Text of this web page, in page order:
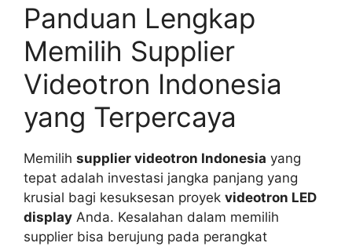
Panduan Lengkap
Memilih Supplier
Videotron Indonesia
yang Terpercaya
Memilih supplier videotron Indonesia yang
tepat adalah investasi jangka panjang yang
krusial bagi kesuksesan proyek videotron LED
display Anda. Kesalahan dalam memilih
supplier bisa berujung pada perangkat